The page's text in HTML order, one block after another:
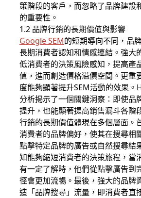
策階段的客戶，而忽略了品牌建設
的重要性。
1.2 品牌行銷的長期價值與影響
Google SEM的短期導向不同，品
長期消費者認知和情感連結。強大
低消費者的決策風險感知，提高產
值，進而創造價格溢價空間。更重
度能夠顯著提升SEM活動的效果
分析揭示了一個關鍵洞察：即使品
提升，也能顯著提高銷售漏斗各階
行銷的長期價值體現在多個層面。
消費者的品牌偏好，使其在搜尋相
點擊特定品牌的廣告或自然搜尋結
知能夠縮短消費者的決策旅程，當
有一定了解時，他們從點擊廣告到
徑會更加流暢。最後，強大的品牌
造「品牌搜尋」流量，即消費者直